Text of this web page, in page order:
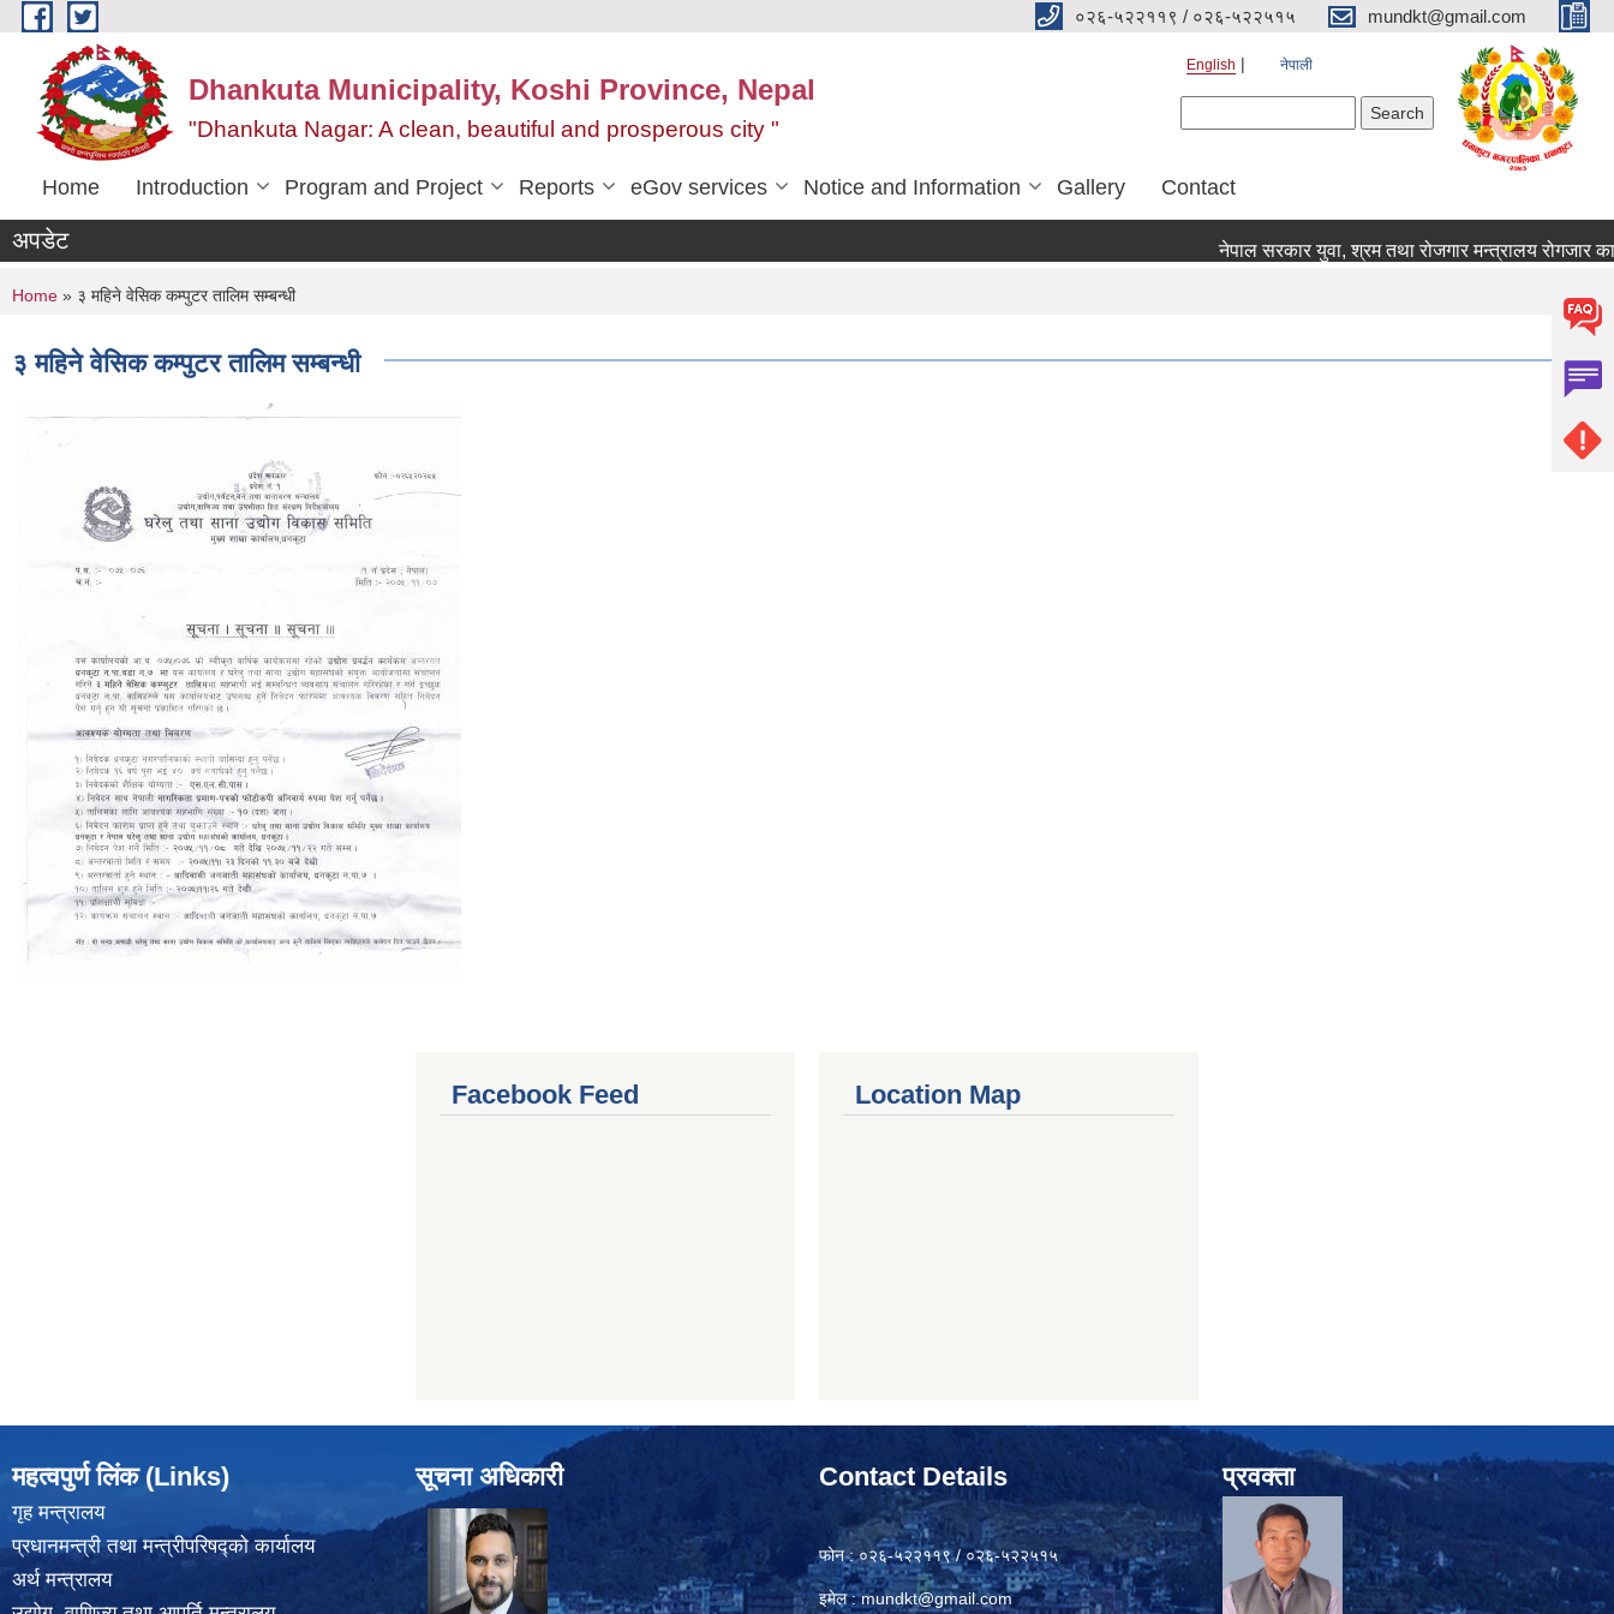
Skip to main content ०२६-५२२११९ / ०२६-५२२५१५ mundkt@gmail.com
Dhankuta Municipality, Koshi Province, Nepal
"Dhankuta Nagar: A clean, beautiful and prosperous city "
English नेपाली
Home Introduction Program and Project Reports eGov services Notice and Information Gallery Contact
अपडेट नेपाल सरकार युवा, श्रम तथा रोजगार मन्त्रालय रोगजार
You are here
Home » ३ महिने वेसिक कम्पुटर तालिम सम्बन्धी
३ महिने वेसिक कम्पुटर तालिम सम्बन्धी
Facebook Feed Location Map
महत्वपुर्ण लिंक (Links)
गृह मन्त्रालय
प्रधानमन्त्री तथा मन्त्रीपरिषद्को कार्यालय
अर्थ मन्त्रालय
सूचना अधिकारी Contact Details
फोन : ०२६-५२२११९ / ०२६-५२२५१५
इमेल :mundkt@gmail.com
प्रवक्ता